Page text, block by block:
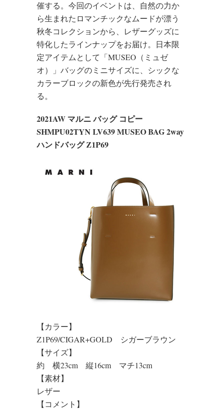
催する。今回のイベントは、自然の力か
ら生まれたロマンチックなムードが漂う
秋冬コレクションから、レザーグッズに
特化したラインナップをお届け。日本限
定アイテムとして「MUSEO（ミュゼ
オ）」バッグのミニサイズに、シックな
カラーブロックの新色が先行発売され
る。
2021AW マルニ バッグ コピー
SHMPU02TYN LV639 MUSEO BAG 2way
ハンドバッグ Z1P69
【カラー】
Z1P69/CIGAR+GOLD シガーブラウン
【サイズ】
約 横23cm 縦16cm マチ13cm
【素材】
レザー
【コメント】